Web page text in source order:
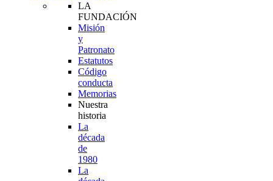
LA
FUNDACIÓN
Misión
y
Patronato
Estatutos
Código
conducta
Memorias
Nuestra
historia
La
década
de
1980
La